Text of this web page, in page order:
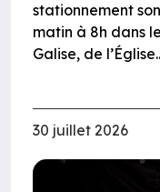
stationnement
matin à 8h dans
Galise, de
30 juillet 2026